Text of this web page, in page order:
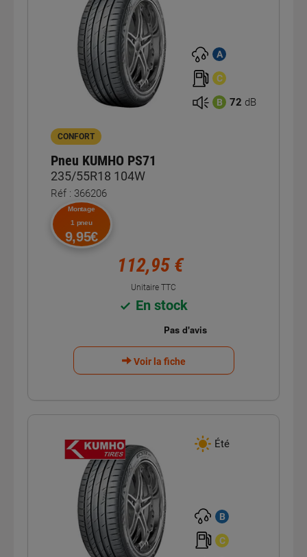
A
C
B 72 dB
CONFORT
Pneu KUMHO PS71
235/55R18 104W
Réf : 366206
Montage
1 pneu
9,95€
112,95 €
Unitaire TTC
En stock
Voir la fiche
Été
B
C